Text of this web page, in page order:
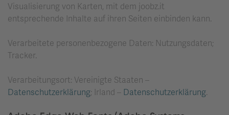
Visualisierung von Karten, mit dem joobz.it
entsprechende Inhalte auf ihren Seiten einbinden kann.
Verarbeitete personenbezogene Daten: Nutzungsdaten;
Tracker.
Verarbeitungsort: Vereinigte Staaten –
Datenschutzerklärung; Irland – Datenschutzerklärung.